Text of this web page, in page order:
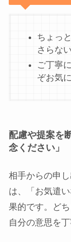
ちょっ
さらな
ご丁寧
ぞお気
配慮や提案を
念ください」
相手からの申
は、「お気遣
果的です。ど
自分の意思を